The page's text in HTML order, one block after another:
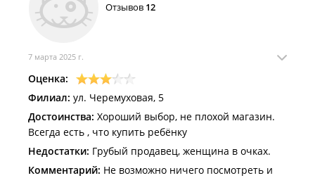
Отзывов 12
7 марта 2025 г.
Оценка:
Филиал: ул. Черемуховая, 5
Достоинства: Хороший выбор, не плохой магазин.
Всегда есть , что купить ребёнку
Недостатки: Грубый продавец, женщина в очках.
Комментарий: Не возможно ничего посмотреть и